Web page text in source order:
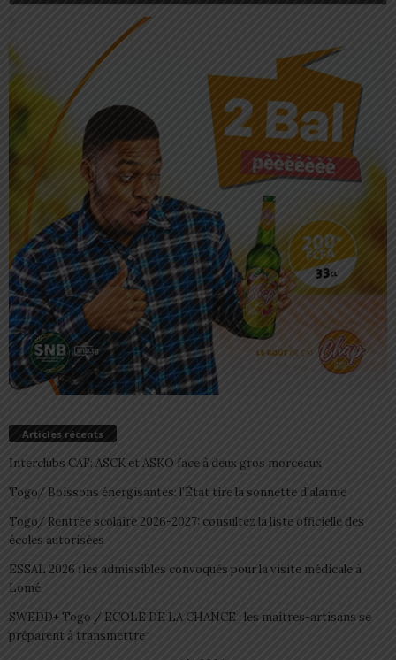
Articles récents
Interclubs CAF: ASCK et ASKO face à deux gros morceaux
Togo/ Boissons énergisantes: l’État tire la sonnette d’alarme
Togo/ Rentrée scolaire 2026-2027: consultez la liste officielle des
écoles autorisées
ESSAL 2026 : les admissibles convoqués pour la visite médicale à
Lomé
SWEDD+ Togo / ECOLE DE LA CHANCE : les maitres-artisans se
préparent à transmettre